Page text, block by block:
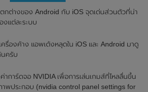
กต่างของ Android กับ iOS จุดเด่นส่วนตัวที่น่า
งแต่ละระบบ
รื่องค้าง แอพเด้งหลุดใน iOS และ Android มาดู
ครับ
าการ์ดจอ NVIDIA เพื่อการเล่นเกมส์ที่ไหลลื่นขึ้น
พประกอบ (nvidia control panel settings for